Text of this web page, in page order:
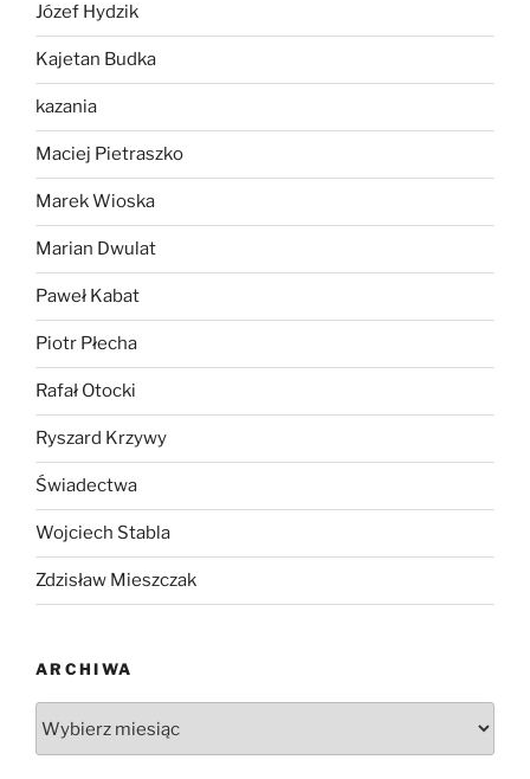
Józef Hydzik
Kajetan Budka
kazania
Maciej Pietraszko
Marek Wioska
Marian Dwulat
Paweł Kabat
Piotr Płecha
Rafał Otocki
Ryszard Krzywy
Świadectwa
Wojciech Stabla
Zdzisław Mieszczak
ARCHIWA